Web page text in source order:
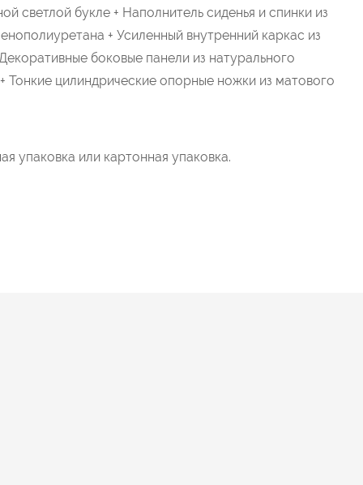
светлой букле + Наполнитель сиденья и спинки из
+ Усиленный внутренний каркас из
боковые панели из натурального
Тонкие цилиндрические опорные ножки из матового
упаковка или картонная упаковка.